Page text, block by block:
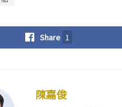
Share 1
陳嘉俊